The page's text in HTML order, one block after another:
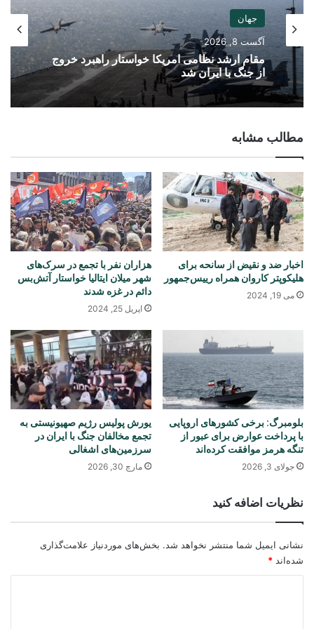
جهان
آگست 8, 2026
مقام ارشد نظامی امریکا خواستار راهبرد خروج
از جنگ با ایران شد
مطالب مشابه
اخبار ضد و نقیض از سانحه برای
هلیکوپتر کاروان همراه رییس‌جمهور
می 19, 2024
هزاران نفر با تجمع در سرک‌های
شهر میلان ایتالیا خواستار آتش‌بس
دائم در غزه شدند
اپریل 25, 2024
بلومبرگ: برخی کشورهای اروپایی
با پرداخت عوارض برای عبور از
تنگه هرمز موافقت کرده‌اند
جولای 3, 2026
یورش پولیس رژیم صهیونیستی به
تجمع مخالفان جنگ با ایران در
سرزمین‌های اشغالی
مارچ 30, 2026
نظریات اضافه کنید
نشانی ایمیل شما منتشر نخواهد شد. بخش‌های موردنیاز علامت‌گذاری
شده‌اند *